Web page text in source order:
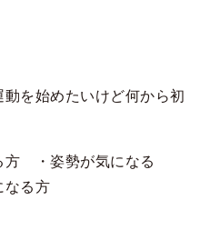
動を始めたいけど何から初
方 ・姿勢が気になる
る方